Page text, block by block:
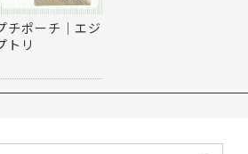
チポーチ｜エジ
トリ